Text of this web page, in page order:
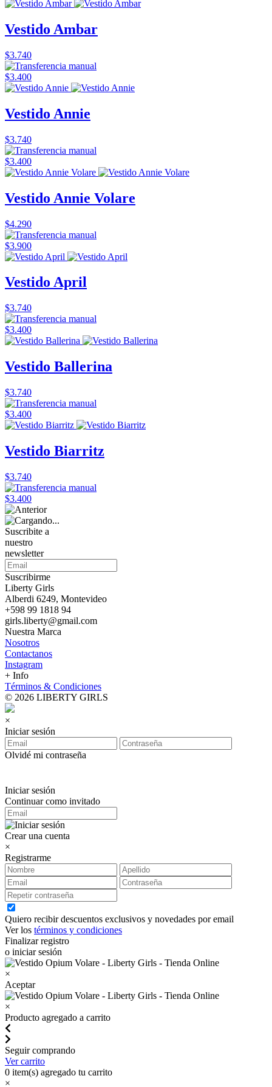
Vestido Ambar
$3.740
$3.400
Vestido Annie
$3.740
$3.400
Vestido Annie Volare
$4.290
$3.900
Vestido April
$3.740
$3.400
Vestido Ballerina
$3.740
$3.400
Vestido Biarritz
$3.740
$3.400
Suscribite a
nuestro
newsletter
Suscribirme
Liberty Girls
Alberdi 6249, Montevideo
+598 99 1818 94
girls.liberty@gmail.com
Nuestra Marca
Nosotros
Contactanos
Instagram
+ Info
Términos & Condiciones
© 2026 LIBERTY GIRLS
×
Iniciar sesión
Olvidé mi contraseña
Iniciar sesión
Continuar como invitado
Crear una cuenta
×
Registrarme
Quiero recibir descuentos exclusivos y novedades por email
Ver los términos y condiciones
Finalizar registro
o iniciar sesión
×
Aceptar
×
Producto agregado a carrito
Seguir comprando
Ver carrito
0 item(s) agregado tu carrito
×